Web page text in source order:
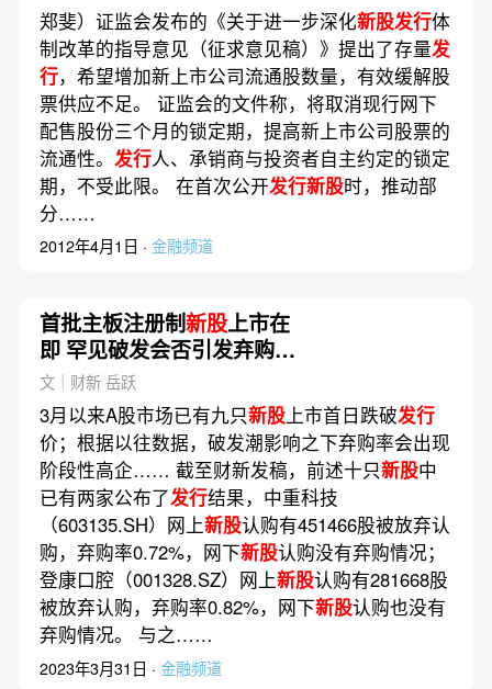
郑斐）证监会发布的《关于进一步深化新股发行体
制改革的指导意见（征求意见稿）》提出了存量发
行，希望增加新上市公司流通股数量，有效缓解股
票供应不足。 证监会的文件称，将取消现行网下
配售股份三个月的锁定期，提高新上市公司股票的
流通性。 发行人、承销商与投资者自主约定的锁定
期，不受此限。 在首次公开发行新股时，推动部
分……
2012年4月1日 · 金融频道
首批主板注册制新股上市在
即 罕见破发会否引发弃购
潮？
文｜财新 岳跃
3月以来A股市场已有九只新股上市首日跌破发行
价；根据以往数据，破发潮影响之下弃购率会出现
阶段性高企…… 截至财新发稿，前述十只新股中
已有两家公布了发行结果，中重科技
（603135.SH）网上新股认购有451466股被放弃认
购，弃购率0.72%，网下新股认购没有弃购情况；
登康口腔（001328.SZ）网上新股认购有281668股
被放弃认购，弃购率0.82%，网下新股认购也没有
弃购情况。 与之……
2023年3月31日 · 金融频道